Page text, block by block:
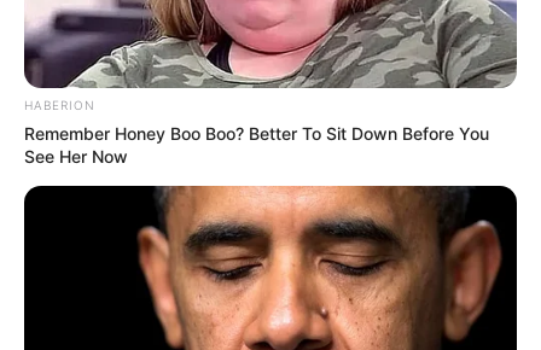
HABERION
Remember Honey Boo Boo? Better To Sit Down Before You
See Her Now